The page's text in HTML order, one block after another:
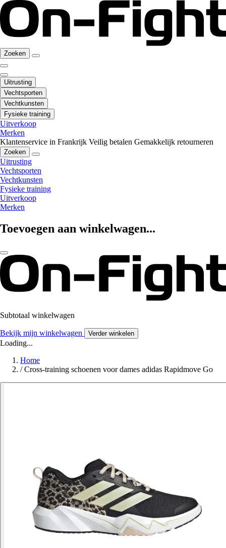
Zoeken
Uitrusting
Vechtsporten
Vechtkunsten
Fysieke training
Uitverkoop
Merken
Klantenservice in Frankrijk Veilig betalen Gemakkelijk retourneren
Zoeken
Uitrusting
Vechtsporten
Vechtkunsten
Fysieke training
Uitverkoop
Merken
Toevoegen aan winkelwagen...
Subtotaal winkelwagen
Bekijk mijn winkelwagen Verder winkelen
Loading...
Home
/ Cross-training schoenen voor dames adidas Rapidmove Go